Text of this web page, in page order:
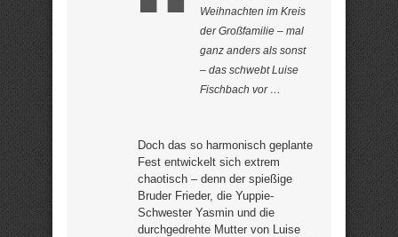
Weihnachten im Kreis
der Großfamilie – mal
ganz anders als sonst
– das schwebt Luise
Fischbach vor …
Doch das so harmonisch geplante
Fest entwickelt sich extrem
chaotisch – denn der spießige
Bruder Frieder, die Yuppie-
Schwester Yasmin und die
durchgedrehte Mutter von Luise